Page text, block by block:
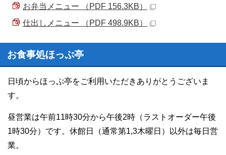
お弁当メニュー （PDF 156.3KB）
仕出しメニュー （PDF 498.9KB）
お食事処ほっぷ亭
日頃からほっぷ亭をご利用いただきありがとうございま
す。
昼営業は午前11時30分から午後2時（ラストオーダー午後
1時30分）です。休館日（通常第1,3木曜日）以外は毎日営
業。